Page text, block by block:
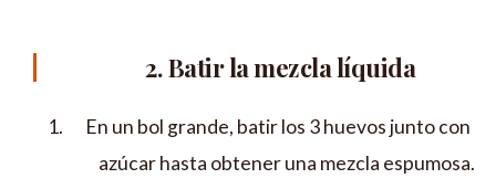
2. Batir la mezcla líquida
En un bol grande, batir los 3 huevos junto con el
azúcar hasta obtener una mezcla espumosa.